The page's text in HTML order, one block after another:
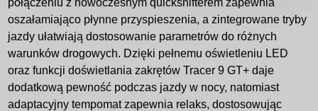
oszałamiająco płynne przyspieszenia, a zintegrowane tryby
jazdy ułatwiają dostosowanie parametrów do różnych
warunków drogowych. Dzięki pełnemu oświetleniu LED
oraz funkcji doświetlania zakrętów Tracer 9 GT+ daje
dodatkową pewność podczas jazdy w nocy, natomiast
adaptacyjny tempomat zapewnia relaks, dostosowując